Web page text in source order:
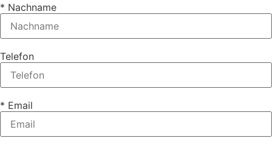
* Nachname
Telefon
* Email